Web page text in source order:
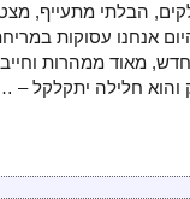
הבלתי מתעייף,
אנחנו עסוקות
מאוד ממהרות
חלילה יתקלקל –